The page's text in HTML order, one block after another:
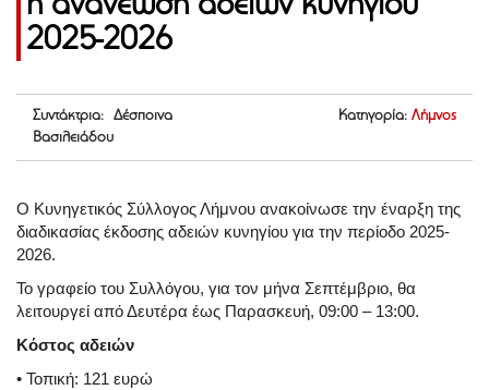
η ανανέωση αδειών κυνηγιού
2025-2026
Συντάκτρια: Δέσποινα
Βασιλειάδου
Κατηγορία: Λήμνος
Ο Κυνηγετικός Σύλλογος Λήμνου ανακοίνωσε την έναρξη της
διαδικασίας έκδοσης αδειών κυνηγίου για την περίοδο 2025-
2026.
Το γραφείο του Συλλόγου, για τον μήνα Σεπτέμβριο, θα
λειτουργεί από Δευτέρα έως Παρασκευή, 09:00 – 13:00.
Κόστος αδειών
• Τοπική: 121 ευρώ